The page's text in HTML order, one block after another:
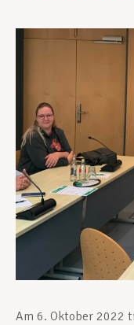
Berufliche
Mitglied
Aktuell
Am 6. Oktober 2022